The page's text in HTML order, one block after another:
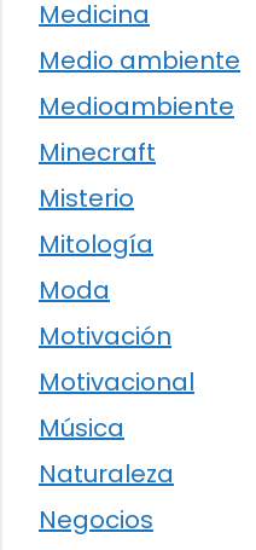
Medicina
Medio ambiente
Medioambiente
Minecraft
Misterio
Mitología
Moda
Motivación
Motivacional
Música
Naturaleza
Negocios